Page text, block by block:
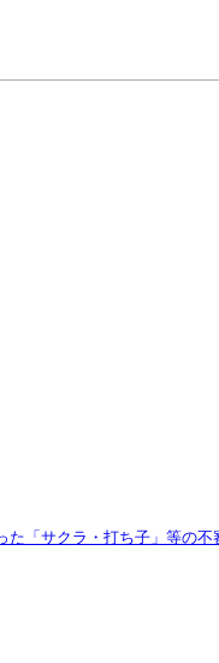
「サクラ・打ち子」等の不